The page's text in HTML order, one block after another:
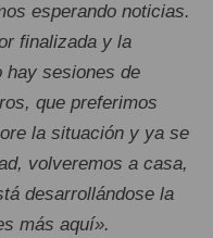
esperando noticias.
finalizada y la
hay sesiones de
que preferimos
la situación y ya se
volveremos a casa,
desarrollándose la
más aquí».